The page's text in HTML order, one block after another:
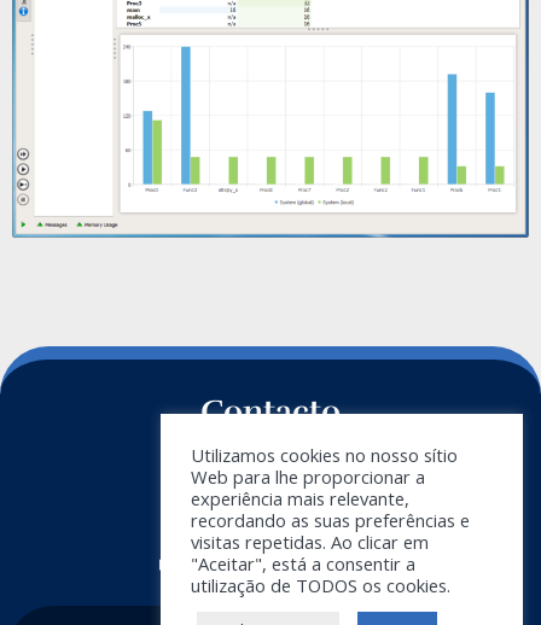
Contacto
+34 911 788 540
info@doymus.com
Boletim informativo
Utilizamos cookies no nosso sítio
Web para lhe proporcionar a
experiência mais relevante,
recordando as suas preferências e
visitas repetidas. Ao clicar em
"Aceitar", está a consentir a
utilização de TODOS os cookies.